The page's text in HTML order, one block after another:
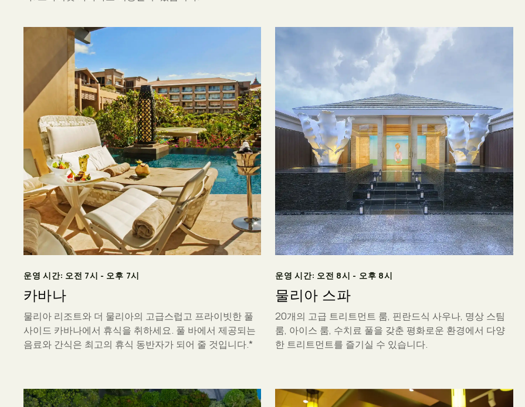
운영 시간: 오전 7시 - 오후 7시
카바나
물리아 리조트와 더 물리아의 고급스럽고 프라이빗한 풀
사이드 카바나에서 휴식을 취하세요. 풀 바에서 제공되는
음료와 간식은 최고의 휴식 동반자가 되어 줄 것입니다.*
운영 시간: 오전 8시 - 오후 8시
물리아 스파
20개의 고급 트리트먼트 룸, 핀란드식 사우나, 명상 스팀
룸, 아이스 룸, 수치료 풀을 갖춘 평화로운 환경에서 다양
한 트리트먼트를 즐기실 수 있습니다.